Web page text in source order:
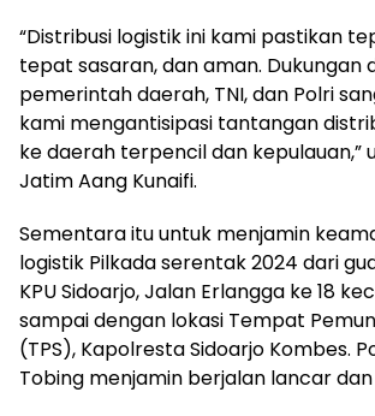
“Distribusi logistik ini kami pastikan
tepat sasaran, dan aman. Dukungan
pemerintah daerah, TNI, dan Polri
kami mengantisipasi tantangan
ke daerah terpencil dan kepulauan,”
Jatim Aang Kunaifi.
Sementara itu untuk menjamin
logistik Pilkada serentak 2024 dari
KPU Sidoarjo, Jalan Erlangga ke 18
sampai dengan lokasi Tempat
(TPS), Kapolresta Sidoarjo Kombes.
Tobing menjamin berjalan lancar